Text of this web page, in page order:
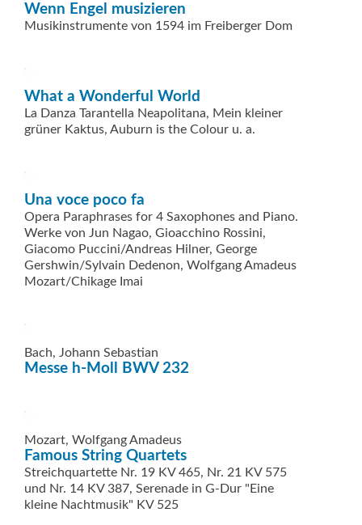
Wenn Engel musizieren
Musikinstrumente von 1594 im Freiberger Dom
What a Wonderful World
La Danza Tarantella Neapolitana, Mein kleiner
grüner Kaktus, Auburn is the Colour u. a.
Una voce poco fa
Opera Paraphrases for 4 Saxophones and Piano.
Werke von Jun Nagao, Gioacchino Rossini,
Giacomo Puccini/Andreas Hilner, George
Gershwin/Sylvain Dedenon, Wolfgang Amadeus
Mozart/Chikage Imai
Bach, Johann Sebastian
Messe h-Moll BWV 232
Mozart, Wolfgang Amadeus
Famous String Quartets
Streichquartette Nr. 19 KV 465, Nr. 21 KV 575
und Nr. 14 KV 387, Serenade in G-Dur "Eine
kleine Nachtmusik" KV 525